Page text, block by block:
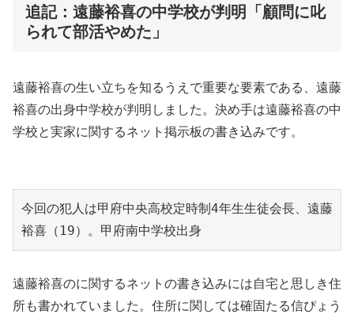
追記：遠藤裕喜の中学校が判明「顧問に叱
られて部活やめた」
遠藤裕喜の生い立ちを知るうえで重要な要素である、遠藤
裕喜の出身中学校が判明しました。決め手は遠藤裕喜の中
学校と実家に関するネット掲示板の書き込みです。
今回の犯人は甲府中央高校定時制4年生生徒会長、遠藤
裕喜（19）。甲府南中学校出身
遠藤裕喜のに関するネットの書き込みには自宅と思しき住
所も書かれていました。住所に関しては確固たる信ぴょう